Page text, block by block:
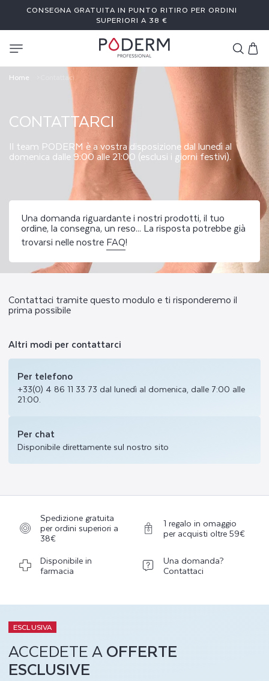
CONSEGNA GRATUITA IN PUNTO RITIRO PER ORDINI
SUPERIORI A 38 €
Carrello
O
N
T
A
I
Il
PODERM
disposizione
dal
lunedì
venerdì
giorni
Home Contattaci
CONTATTARCI
Il team PODERM è a vostra disposizione dal lunedì al
domenica dalle 9:00 alle 21:00 (esclusi i giorni festivi).
Una domanda riguardante i nostri prodotti, il tuo
ordine, la consegna, un reso... La risposta potrebbe già
trovarsi nelle nostre FAQ!
Contattaci tramite questo modulo e ti risponderemo il
prima possibile
Altri modi per contattarci
Per telefono
+33(0) 4 86 11 33 73 dal lunedì al domenica, dalle 7:00 alle
21:00.
Per chat
Disponibile direttamente sul nostro sito
Spedizione gratuita
per ordini superiori a
38€
1 regalo in omaggio
per acquisti oltre 59€
Disponibile in
farmacia
Una domanda?
Contattaci
ESCLUSIVA
ACCEDETE AOFFERTE
ESCLUSIVE